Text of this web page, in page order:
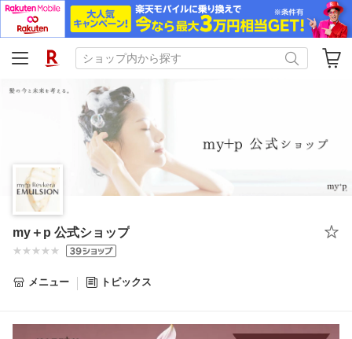
my＋p 公式ショップ
メニュー トピックス